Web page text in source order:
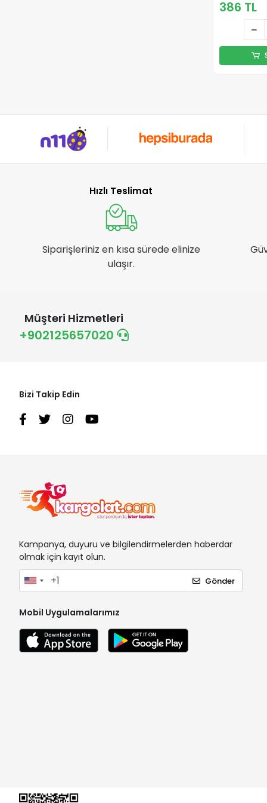
386 TL
Hızlı Teslimat
Siparişleriniz en kısa sürede elinize
ulaşır.
Müşteri Hizmetleri
+902125657020
Bizi Takip Edin
Kampanya, duyuru ve bilgilendirmelerden haberdar
olmak için kayıt olun.
Gönder
Mobil Uygulamalarımız